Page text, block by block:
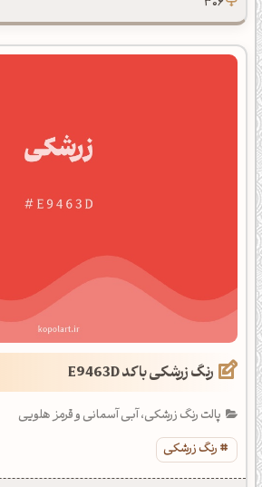
رنگ زرشکی با کد E9463D
پالت رنگ زرشکی، آبی آسمانی و قرمز هلویی
رنگ زرشکی